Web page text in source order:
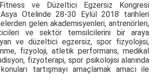
ve Düzeltici Egzersiz Kongresi
Asya Otelinde 28-30 Eylül 2018 tarihleri
gelen akademisyenleri, antrenörleri,
ve sektör temsilcilerini bir araya
ve düzeltici egzersiz, spor fizyolojisi,
fizyoloji, atletik performans, medikal
fizyoterapi, spor psikolojisi alanında
tartışmayı amaçlamak amacı ile